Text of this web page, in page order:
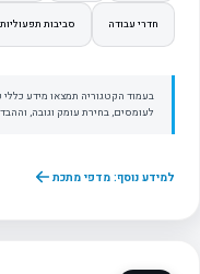
חדרי עבודה סביבות תפעוליות
בעמוד הקטגוריה תמצאו מידע
לעומסים, בחירת עומק וגובה,
למידע נוסף: מדפי מתכת